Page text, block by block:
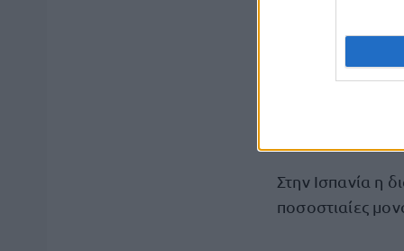
45,3% στην
μόλις 5,6%
Στην Ισπανία η
ποσοστιαίες